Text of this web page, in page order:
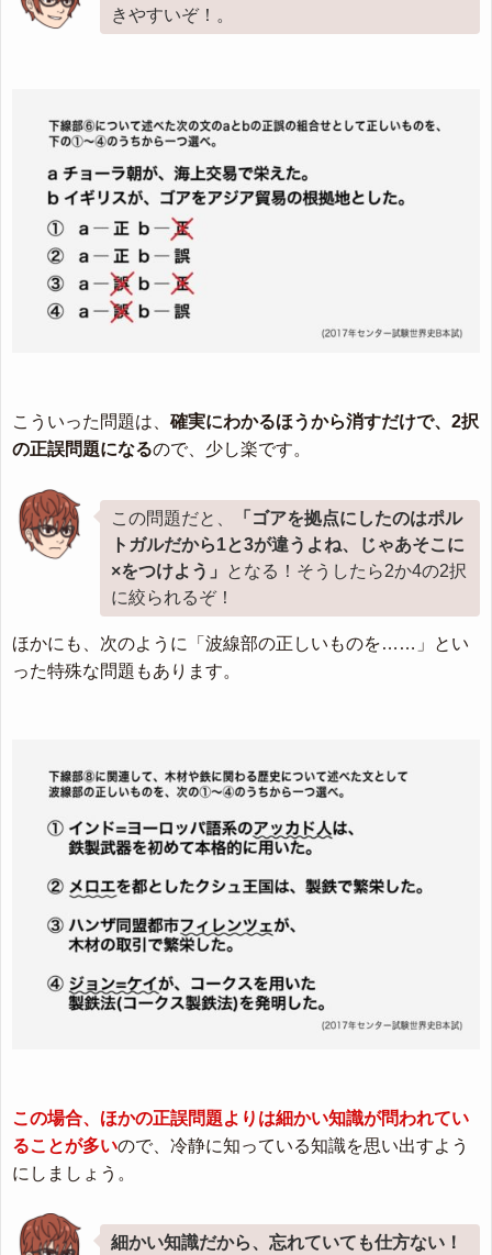
きやすいぞ！。
こういった問題は、 確実にわかるほうから消すだけで、2択
の正誤問題になるので、少し楽です。
この問題だと、
「ゴアを拠点にしたのはポル
トガルだから1と3が違うよね、じゃあそこに
×をつけよう」
となる！そうしたら2か4の2択
に絞られるぞ！
ほかにも、次のように「波線部の正しいものを……」とい
った特殊な問題もあります。
この場合、ほかの正誤問題よりは細かい知識が問われてい
ることが多いので、冷静に知っている知識を思い出すよう
にしましょう。
細かい知識だから、忘れていても仕方ない！